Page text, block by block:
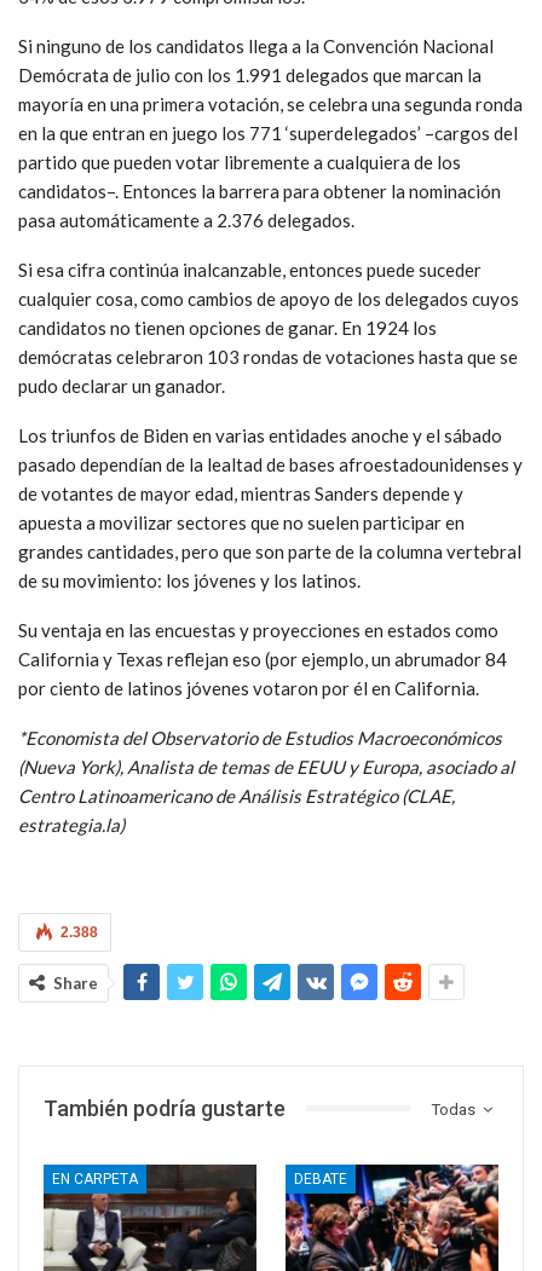
Si ninguno de los candidatos llega a la Convención Nacional
Demócrata de julio con los 1.991 delegados que marcan la
mayoría en una primera votación, se celebra una segunda ronda
en la que entran en juego los 771 ‘superdelegados’ –cargos del
partido que pueden votar libremente a cualquiera de los
candidatos–. Entonces la barrera para obtener la nominación
pasa automáticamente a 2.376 delegados.
Si esa cifra continúa inalcanzable, entonces puede suceder
cualquier cosa, como cambios de apoyo de los delegados cuyos
candidatos no tienen opciones de ganar. En 1924 los
demócratas celebraron 103 rondas de votaciones hasta que se
pudo declarar un ganador.
Los triunfos de Biden en varias entidades anoche y el sábado
pasado dependían de la lealtad de bases afroestadounidenses y
de votantes de mayor edad, mientras Sanders depende y
apuesta a movilizar sectores que no suelen participar en
grandes cantidades, pero que son parte de la columna vertebral
de su movimiento: los jóvenes y los latinos.
Su ventaja en las encuestas y proyecciones en estados como
California y Texas reflejan eso (por ejemplo, un abrumador 84
por ciento de latinos jóvenes votaron por él en California.
*Economista del Observatorio de Estudios Macroeconómicos
(Nueva York), Analista de temas de EEUU y Europa, asociado al
Centro Latinoamericano de Análisis Estratégico (CLAE,
estrategia.la)
2.388
Share
Todas
También podría gustarte
EN CARPETA DEBATE